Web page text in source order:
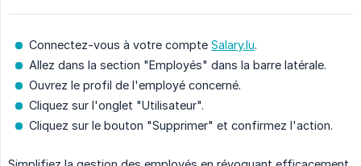
Connectez-vous à votre compte Salary.lu.
Allez dans la section "Employés" dans la barre latérale.
Ouvrez le profil de l'employé concerné.
Cliquez sur l'onglet "Utilisateur".
Cliquez sur le bouton "Supprimer" et confirmez l'action.